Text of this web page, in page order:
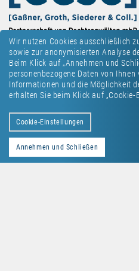
Wir nutzen Cookies ausschließlich
sowie zur anonymisierten Analyse
Beim Klick auf „Annehmen und
personenbezogene Daten von Ihnen
Informationen und die Möglichkeit
erhalten Sie beim Klick auf „Cookie-
Cookie-Einstellungen
Annehmen und Schließen